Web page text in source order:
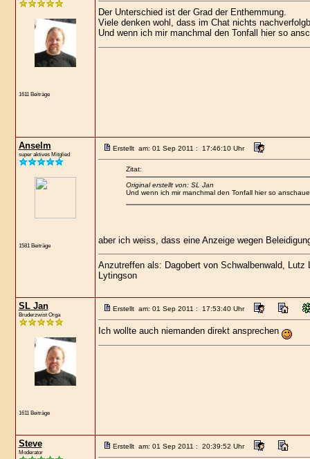
1611 Beiträge
Der Unterschied ist der Grad der Enthemmung.
Viele denken wohl, dass im Chat nichts
Und wenn ich mir manchmal den Tonfall hier so
Anselm
super aktives Mitglied
1581 Beiträge
Erstellt am: 01 Sep 2011 : 17:46:10 Uhr
Zitat:
Original erstellt von: SL Jan
Und wenn ich mir manchmal den Tonfall hier so
aber ich weiss, dass eine Anzeige wegen
Anzutreffen als: Dagobert von Schwalbenwald,
Lytingson
SL Jan
Bruderzwist Orga
1611 Beiträge
Erstellt am: 01 Sep 2011 : 17:53:40 Uhr
Ich wollte auch niemanden direkt ansprechen
Steve
Moderator
Erstellt am: 01 Sep 2011 : 20:39:52 Uhr